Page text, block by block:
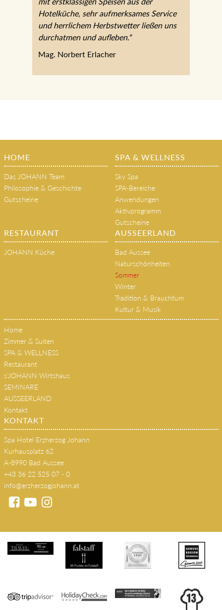
Hotelküche, sehr aufmerksames Service
und herrlichem Herbstwetter ließen uns
durchatmen und aufleben.“
Mag. Norbert Erlacher
HOME
Das JOHANN Team
Philosophie & Geschichte
Gutscheine
SPA & WELLNESS
Sky Spa
SPA-Bereiche
Anwendungen
Aktivprogramm
Gutscheine
RESTAURANT
JOHANN Küche
AUSSEERLAND
Bad Aussee
Naturschönheiten
Sommer
Winter
Tradition & Brauchtum
Kultur & Musik
Home
Zimmer & Suiten
SPA & WELLNESS
Restaurant
s'JOHANN Wirtshaus
SEMINARE
AUSSEERLAND
Kontakt
KONTAKT
Spa Hotel Erzherzog Johann
Kurhausplatz 62
A-8990 Bad Aussee
+43 36 22 525 07 - 0
info@erzherzogjohann.at